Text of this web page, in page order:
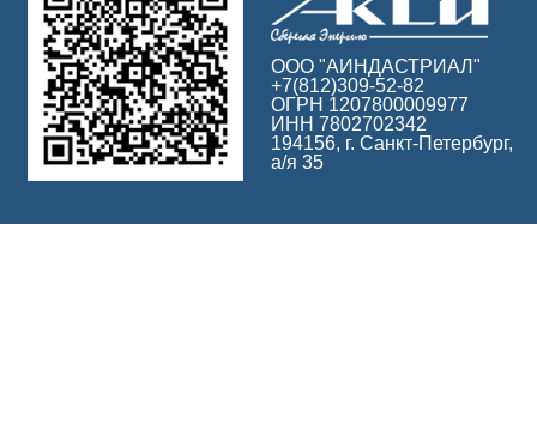
ООО "АИНДАСТРИАЛ"
+7(812)309-52-82
ОГРН 1207800009977
ИНН 7802702342
194156, г. Санкт-Петербург,
а/я 35